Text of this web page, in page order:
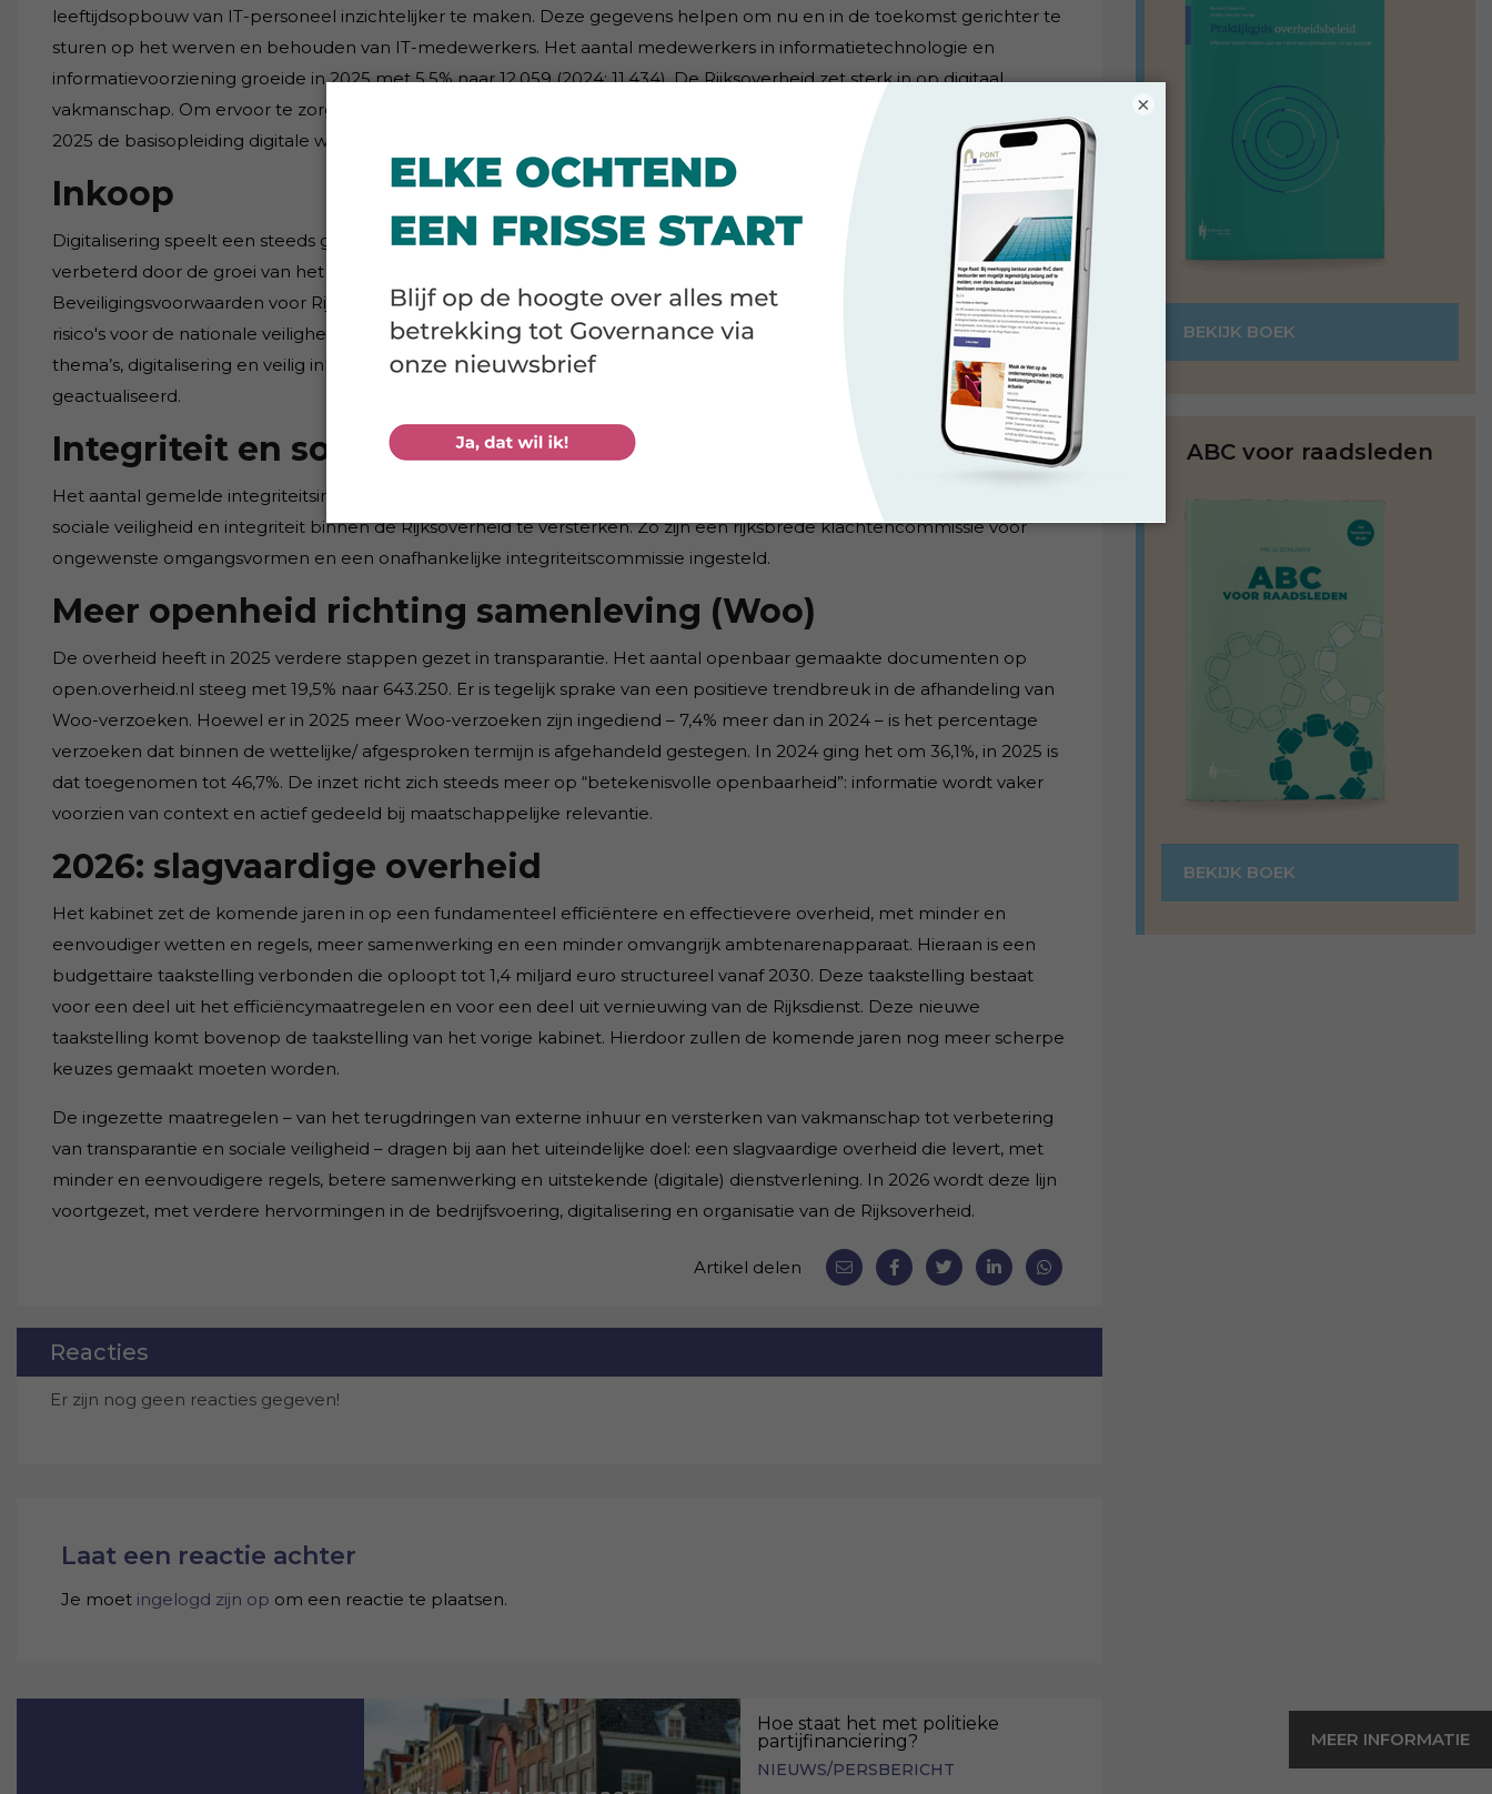
leeftijdsopbouw van IT-personeel inzichtelijker te maken. Deze gegevens helpen om nu en in de toekomst gerichter te
sturen op het werven en behouden van IT-medewerkers. Het aantal medewerkers in informatietechnologie en
informatievoorziening groeide in 2025 met 5,5% naar 12.059 (2024: 11.434). De Rijksoverheid zet sterk in op digitaal
vakmanschap. Om ervoor te zorgen dat alle rijksambtenaren over de nodige digitale vaardigheden beschikken, is in
2025 de basisopleiding digitale weerbaarheid gelanceerd.
Inkoop
Digitalisering speelt een steeds grotere rol in de Rijksinkoop. In 2025 zijn de digitale inkoop-en factuurprocessen
verbeterd door de groei van het aantal e-facturen en e-orders. Verder zijn op 1 januari 2026 de Algemene
Beveiligingsvoorwaarden voor Rijksoverheidsopdrachten (ABRO) ingevoerd. Deze zijn verplicht bij opdrachten met
risico's voor de nationale veiligheid, zoals toegang tot gevoelige informatie, kritieke systemen of fysieke locaties. Beide
thema’s, digitalisering en veilig inkopen, zijn ook onderdeel van de rijksinkoopstrategie die momenteel wordt
geactualiseerd.
Integriteit en sociale veiligheid
Het aantal gemelde integriteitsincidenten is gestegen van 794 naar 862. In 2025 zijn belangrijke stappen gezet om
sociale veiligheid en integriteit binnen de Rijksoverheid te versterken. Zo zijn een rijksbrede klachtencommissie voor
ongewenste omgangsvormen en een onafhankelijke integriteitscommissie ingesteld.
Meer openheid richting samenleving (Woo)
De overheid heeft in 2025 verdere stappen gezet in transparantie. Het aantal openbaar gemaakte documenten op
open.overheid.nl steeg met 19,5% naar 643.250. Er is tegelijk sprake van een positieve trendbreuk in de afhandeling van
Woo-verzoeken. Hoewel er in 2025 meer Woo-verzoeken zijn ingediend – 7,4% meer dan in 2024 – is het percentage
verzoeken dat binnen de wettelijke/ afgesproken termijn is afgehandeld gestegen. In 2024 ging het om 36,1%, in 2025 is
dat toegenomen tot 46,7%. De inzet richt zich steeds meer op “betekenisvolle openbaarheid”: informatie wordt vaker
voorzien van context en actief gedeeld bij maatschappelijke relevantie.
2026: slagvaardige overheid
Het kabinet zet de komende jaren in op een fundamenteel efficiëntere en effectievere overheid, met minder en
eenvoudiger wetten en regels, meer samenwerking en een minder omvangrijk ambtenarenapparaat. Hieraan is een
budgettaire taakstelling verbonden die oploopt tot 1,4 miljard euro structureel vanaf 2030. Deze taakstelling bestaat
voor een deel uit het efficiëncymaatregelen en voor een deel uit vernieuwing van de Rijksdienst. Deze nieuwe
taakstelling komt bovenop de taakstelling van het vorige kabinet. Hierdoor zullen de komende jaren nog meer scherpe
keuzes gemaakt moeten worden.
De ingezette maatregelen – van het terugdringen van externe inhuur en versterken van vakmanschap tot verbetering
van transparantie en sociale veiligheid – dragen bij aan het uiteindelijke doel: een slagvaardige overheid die levert, met
minder en eenvoudigere regels, betere samenwerking en uitstekende (digitale) dienstverlening. In 2026 wordt deze lijn
voortgezet, met verdere hervormingen in de bedrijfsvoering, digitalisering en organisatie van de Rijksoverheid.
Artikel delen
Reacties
Er zijn nog geen reacties gegeven!
Laat een reactie achter
Je moet ingelogd zijn op om een reactie te plaatsen.
Hoe staat het met politieke
partijfinanciering?
NIEUWS/PERSBERICHT
MEER INFORMATIE
BEKIJK BOEK
ABC voor raadsleden
BEKIJK BOEK
×